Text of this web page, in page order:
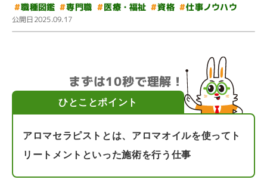
#職種図鑑 #専門職 #医療・福祉 #資格 #仕事ノウハウ
公開日2025.09.17
まずは10秒で理解！
ひとことポイント
アロマセラピストとは、アロマオイルを使ってト
リートメントといった施術を行う仕事